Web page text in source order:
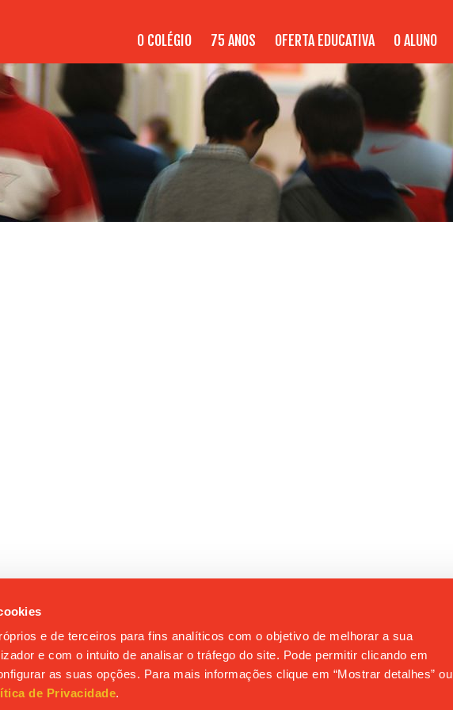
e de terceiros para fins analíticos com o objetivo de melhorar a sua
e com o intuito de analisar o tráfego do site. Pode permitir clicando em
as suas opções. Para mais informações clique em “Mostrar detalhes” ou
de Privacidade.
O COLÉGIO 75 ANOS OFERTA EDUCATIVA O ALUNO